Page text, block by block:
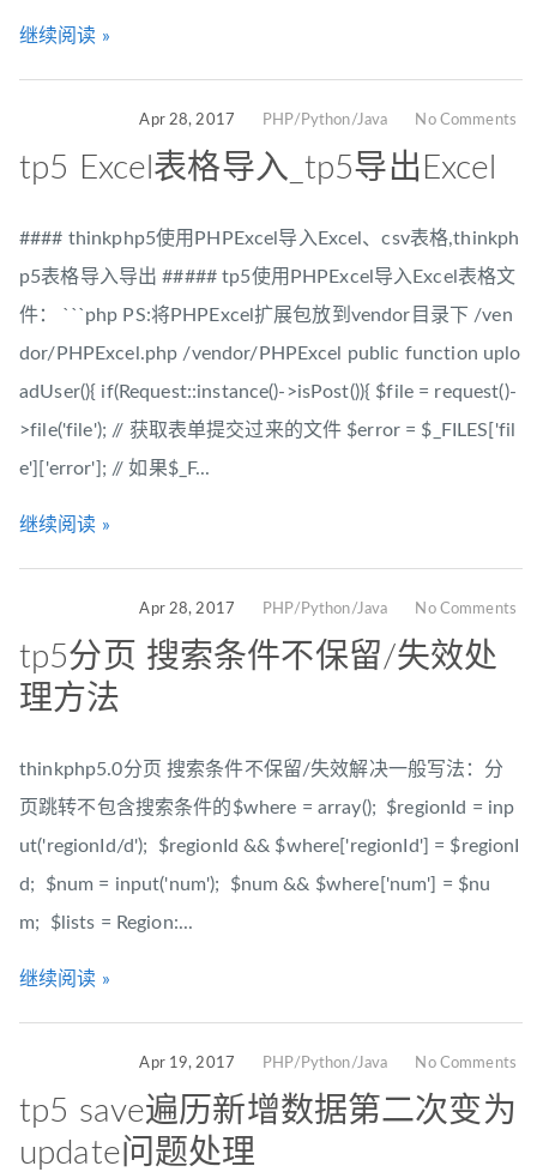
继续阅读 »
Apr 28, 2017 PHP/Python/Java No Comments
tp5 Excel表格导入_tp5导出Excel
#### thinkphp5使用PHPExcel导入Excel、csv表格,thinkph
p5表格导入导出 ##### tp5使用PHPExcel导入Excel表格文
件： ```php PS:将PHPExcel扩展包放到vendor目录下 /ven
dor/PHPExcel.php /vendor/PHPExcel public function uplo
adUser(){ if(Request::instance()->isPost()){ $file = request()-
>file('file'); // 获取表单提交过来的文件 $error = $_FILES['fil
e']['error']; // 如果$_F...
继续阅读 »
Apr 28, 2017 PHP/Python/Java No Comments
tp5分页 搜索条件不保留/失效处
理方法
thinkphp5.0分页 搜索条件不保留/失效解决一般写法：分
页跳转不包含搜索条件的$where = array(); $regionId = inp
ut('regionId/d'); $regionId && $where['regionId'] = $regionI
d; $num = input('num'); $num && $where['num'] = $nu
m; $lists = Region:...
继续阅读 »
Apr 19, 2017 PHP/Python/Java No Comments
tp5 save遍历新增数据第二次变为
update问题处理